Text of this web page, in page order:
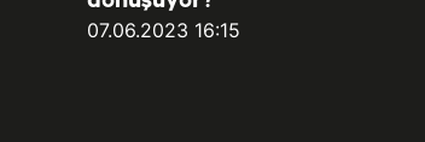
07.06.2023 16:15